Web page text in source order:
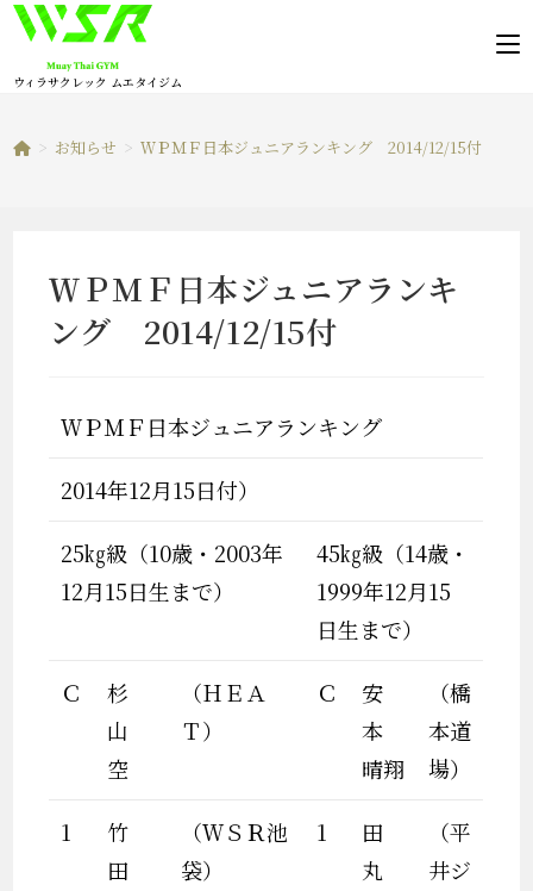
コ
ウィラサクレック ムエタイジム
> お知らせ > ＷＰＭＦ日本ジュニアランキング 2014/12/15付
ＷＰＭＦ日本ジュニアランキ
ング 2014/12/15付
ＷＰＭＦ日本ジュニアランキング
2014年12月15日付）
25㎏級（10歳・2003年
12月15日生まで）
45㎏級（14歳・
1999年12月15
日生まで）
Ｃ
杉
山
空
（ＨＥＡ
Ｔ）
Ｃ
安
本
晴翔
（橋
本道
場）
1
竹
田
（ＷＳＲ池
袋）
1
田
丸
（平
井ジ